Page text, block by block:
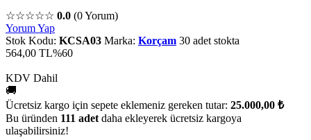
☆☆☆☆☆ 0.0 (0 Yorum)
Yorum Yap
Stok Kodu: KCSA03 Marka: Korçam 30 adet stokta
564,00 TL%60
KDV Dahil
🚚
Ücretsiz kargo için sepete eklemeniz gereken tutar: 25.000,00 ₺
Bu üründen 111 adet daha ekleyerek ücretsiz kargoya
ulaşabilirsiniz!